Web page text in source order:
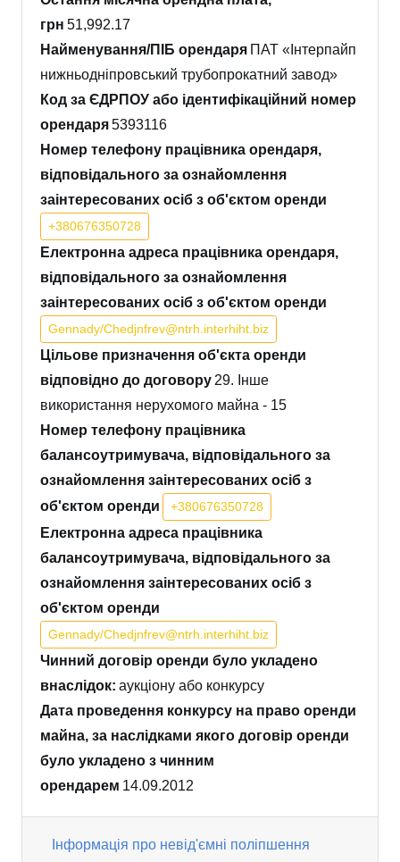
грн 51,992.17
Найменування/ПІБ орендаря ПАТ «Інтерпайп
нижньодніпровський трубопрокатний завод»
Код за ЄДРПОУ або ідентифікаційний номер
орендаря5393116
Номер телефону працівника орендаря,
відповідального за ознайомлення
заінтересованих осіб з об'єктом оренди
+380676350728
Електронна адреса працівника орендаря,
відповідального за ознайомлення
заінтересованих осіб з об'єктом оренди
Gennady/Chedjnfrev@ntrh.interhiht.biz
Цільове призначення об'єкта оренди
відповідно до договору 29. Інше
використання нерухомого майна - 15
Номер телефону працівника
балансоутримувача, відповідального за
ознайомлення заінтересованих осіб з
об'єктом оренди
+380676350728
Електронна адреса працівника
балансоутримувача, відповідального за
ознайомлення заінтересованих осіб з
об'єктом оренди
Gennady/Chedjnfrev@ntrh.interhiht.biz
Чинний договір оренди було укладено
внаслідок: аукціону або конкурсу
Дата проведення конкурсу на право оренди
майна, за наслідками якого договір оренди
було укладено з чинним
орендарем 14.09.2012
Інформація про невід'ємні поліпшення